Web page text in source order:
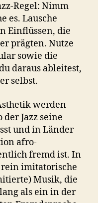
Regel: Nimm
es. Lausche
Einflüssen, die
prägten. Nutze
sowie die
daraus ableitest,
selbst.
werden
Jazz seine
und in Länder
afro-
fremd ist. In
rein imitatorische
Musik, die
als ein in der